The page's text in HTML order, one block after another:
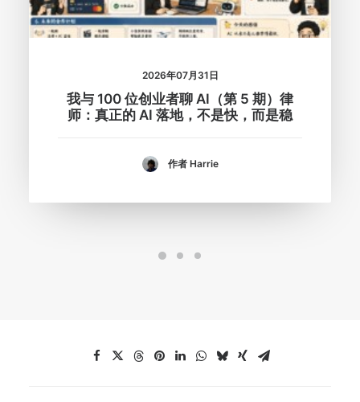
2026年07月31日
我与 100 位创业者聊 AI（第 5 期）律
师：真正的 AI 落地，不是快，而是稳
作者 Harrie